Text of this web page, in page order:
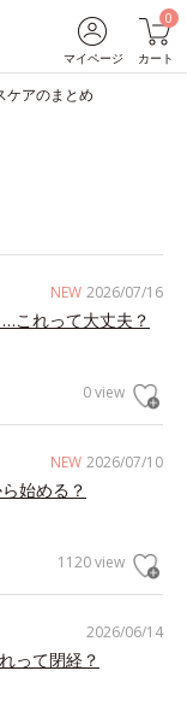
マイページ
0
カート
ケアのまとめ
NEW 2026/07/16
これって大丈夫？
0 view
NEW 2026/07/10
始める？
1120 view
2026/06/14
って閉経？